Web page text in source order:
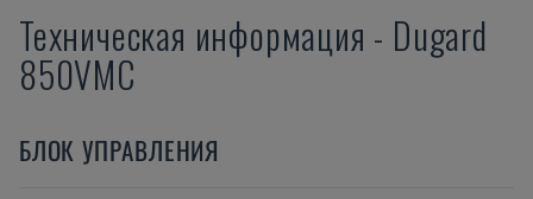
Техническая информация - Dugard
850VMC
БЛОК УПРАВЛЕНИЯ